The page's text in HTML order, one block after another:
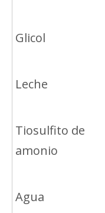
Glicol
Leche
Tiosulfito de
amonio
Agua